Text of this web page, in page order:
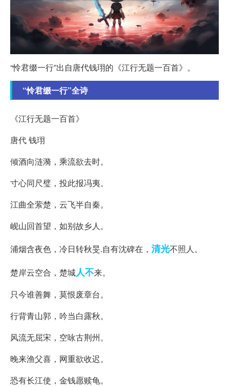
“怜君缀一行”出自唐代钱珝的《江行无题一百首》。
“怜君缀一行”全诗
《江行无题一百首》
唐代 钱珝
倾酒向涟漪，乘流欲去时。
寸心同尺璧，投此报冯夷。
江曲全萦楚，云飞半自秦。
岘山回首望，如别故乡人。
浦烟含夜色，冷日转秋旻.自有沈碑在， 清光不照人。
楚岸云空合，楚城人不来。
只今谁善舞，莫恨废章台。
行背青山郭，吟当白露秋。
风流无屈宋，空咏古荆州。
晚来渔父喜，网重欲收迟。
恐有长江使，金钱愿赎龟。